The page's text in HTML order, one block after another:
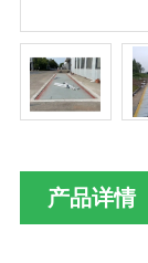
产品详情